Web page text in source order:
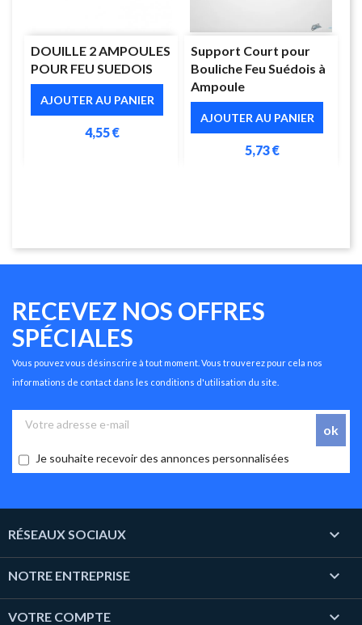
DOUILLE 2 AMPOULES
POUR FEU SUEDOIS
AJOUTER AU PANIER
4,55 €
Support Court pour
Bouliche Feu Suédois à
Ampoule
AJOUTER AU PANIER
5,73 €
RECEVEZ NOS OFFRES
SPÉCIALES
Vous pouvez vous désinscrire à tout moment. Vous trouverez pour cela nos
informations de contact dans les conditions d'utilisation du site.
Je souhaite recevoir des annonces personnalisées
RÉSEAUX SOCIAUX 
NOTRE ENTREPRISE 
VOTRE COMPTE 